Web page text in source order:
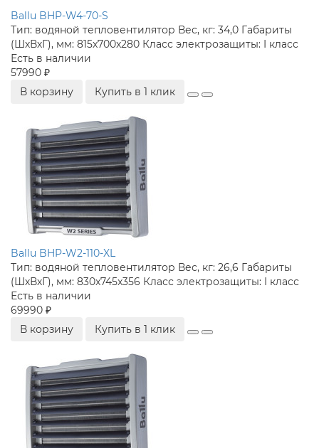
Ballu BHP-W4-70-S
Тип: водяной тепловентилятор Вес, кг: 34,0 Габариты
(ШхВхГ), мм: 815x700x280 Класс электрозащиты:
I класс
Есть в наличии
57990 ₽
В корзину
Купить в 1 клик
Ballu BHP-W2-110-XL
Тип: водяной тепловентилятор Вес, кг: 26,6 Габариты
(ШхВхГ), мм: 830x745x356 Класс электрозащиты:
I класс
Есть в наличии
69990 ₽
В корзину
Купить в 1 клик